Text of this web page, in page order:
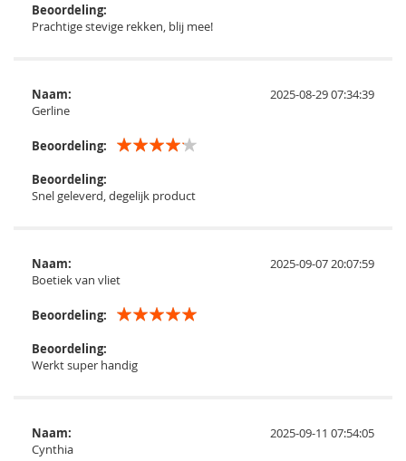
Beoordeling:
Prachtige stevige rekken, blij mee!
2025-08-29 07:34:39
Naam:
Gerline
Beoordeling:
Beoordeling:
Snel geleverd, degelijk product
2025-09-07 20:07:59
Naam:
Boetiek van vliet
Beoordeling:
Beoordeling:
Werkt super handig
2025-09-11 07:54:05
Naam:
Cynthia